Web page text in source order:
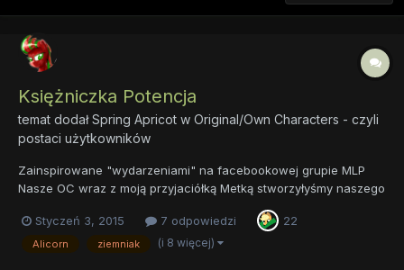
Księżniczka Potencja
temat dodałSpring Apricot w Original/Own Characters - czyli
postaci użytkowników
Zainspirowane "wydarzeniami" na facebookowej grupie MLP
Nasze OC wraz z moją przyjaciółką Metką stworzyłyśmy naszego
tym cudownym stworzeniem. Pragniemy przedstawić wam
księżniczkę Potencję. Ilustrację wykonałam ja, zarys jej historii
Styczeń 3, 2015 7 odpowiedzi 22
Alicorn ziemniak (i 8 więcej)